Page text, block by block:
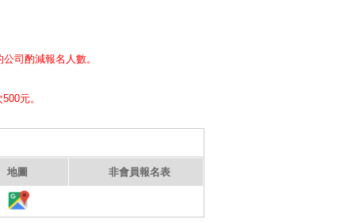
司酌減報名人數。
元。
地圖 非會員報名表